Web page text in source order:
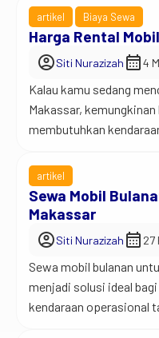
kota, layanan rental
transportasi yang
mulai mencari layanan
kunci. Layanan ini
artikel Biaya Sewa
Harga Rental
account_circleSiti Nurazizah calendar_month4
Kalau kamu sedang
Makassar,
membutuhkan
sewaan untuk
proyek perusahaan,
Makassar termasuk
Banyak orang bergerak
setiap hari. […]
artikel
Sewa Mobil
Makassar
account_circleSiti Nurazizah calendar_month 27
Sewa mobil bulanan
menjadi solusi ideal
kendaraan operasional